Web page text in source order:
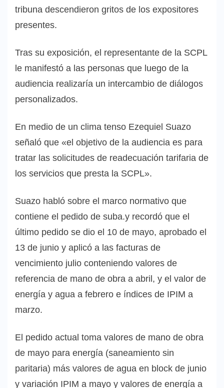
tribuna descendieron gritos de los expositores
presentes.
Tras su exposición, el representante de la SCPL
le manifestó a las personas que luego de la
audiencia realizaría un intercambio de diálogos
personalizados.
En medio de un clima tenso Ezequiel Suazo
señaló que «el objetivo de la audiencia es para
tratar las solicitudes de readecuación tarifaria de
los servicios que presta la SCPL».
Suazo habló sobre el marco normativo que
contiene el pedido de suba.y recordó que el
último pedido se dio el 10 de mayo, aprobado el
13 de junio y aplicó a las facturas de
vencimiento julio conteniendo valores de
referencia de mano de obra a abril, y el valor de
energía y agua a febrero e índices de IPIM a
marzo.
El pedido actual toma valores de mano de obra
de mayo para energía (saneamiento sin
paritaria) más valores de agua en block de junio
y variación IPIM a mayo y valores de energía a